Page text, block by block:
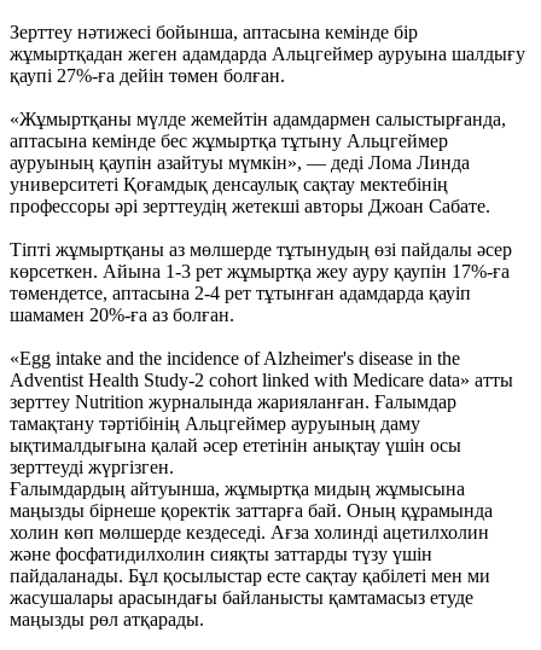
Зерттеу нәтижесі бойынша, аптасына кемінде бір
жұмыртқадан жеген адамдарда Альцгеймер ауруына шалдығу
қаупі 27%-ға дейін төмен болған.
«Жұмыртқаны мүлде жемейтін адамдармен салыстырғанда,
аптасына кемінде бес жұмыртқа тұтыну Альцгеймер
ауруының қаупін азайтуы мүмкін», — деді Лома Линда
университеті Қоғамдық денсаулық сақтау мектебінің
профессоры әрі зерттеудің жетекші авторы Джоан Сабате.
Тіпті жұмыртқаны аз мөлшерде тұтынудың өзі пайдалы әсер
көрсеткен. Айына 1-3 рет жұмыртқа жеу ауру қаупін 17%-ға
төмендетсе, аптасына 2-4 рет тұтынған адамдарда қауіп
шамамен 20%-ға аз болған.
«Egg intake and the incidence of Alzheimer's disease in the
Adventist Health Study-2 cohort linked with Medicare data» атты
зерттеу Nutrition журналында жарияланған. Ғалымдар
тамақтану тәртібінің Альцгеймер ауруының даму
ықтималдығына қалай әсер ететінін анықтау үшін осы
зерттеуді жүргізген.
Ғалымдардың айтуынша, жұмыртқа мидың жұмысына
маңызды бірнеше қоректік заттарға бай. Оның құрамында
холин көп мөлшерде кездеседі. Ағза холинді ацетилхолин
және фосфатидилхолин сияқты заттарды түзу үшін
пайдаланады. Бұл қосылыстар есте сақтау қабілеті мен ми
жасушалары арасындағы байланысты қамтамасыз етуде
маңызды рөл атқарады.